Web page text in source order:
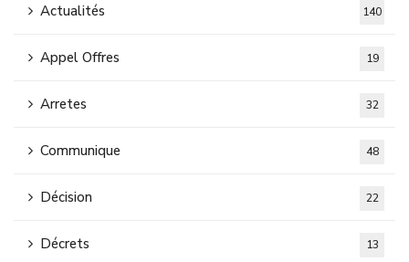
Actualités 140
Appel Offres 19
Arretes 32
Communique 48
Décision 22
Décrets 13